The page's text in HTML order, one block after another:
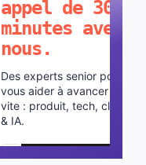
appel de 30
minutes avec
nous.
Des experts senior pour
vous aider à avancer plus
vite : produit, tech, cloud
& IA.
Planifier un appel